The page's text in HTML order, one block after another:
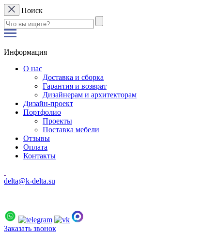
Поиск
Информация
О нас
Доставка и сборка
Гарантия и возврат
Дизайнерам и архитекторам
Дизайн-проект
Портфолио
Проекты
Поставка мебели
Отзывы
Оплата
Контакты
delta@k-delta.su
Заказать звонок